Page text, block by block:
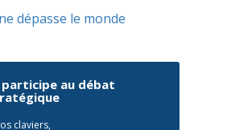
dépasse le monde
participe au débat
claviers,